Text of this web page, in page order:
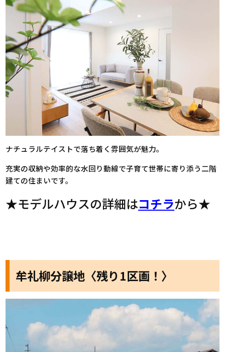
ナチュラルテイストで落ち着く雰囲気が魅力。
充実の収納や効率的な水回り動線で子育て世帯に寄り添う二階
建ての住まいです。
★モデルハウスの詳細はコチラから★
牟礼柳分譲地〈残り1区画！〉